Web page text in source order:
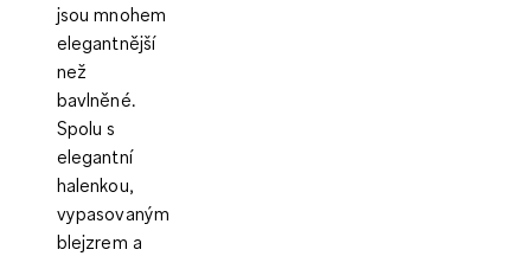
jsou mnohem
elegantnější
než
bavlněné.
Spolu s
elegantní
halenkou,
vypasovaným
blejzrem a